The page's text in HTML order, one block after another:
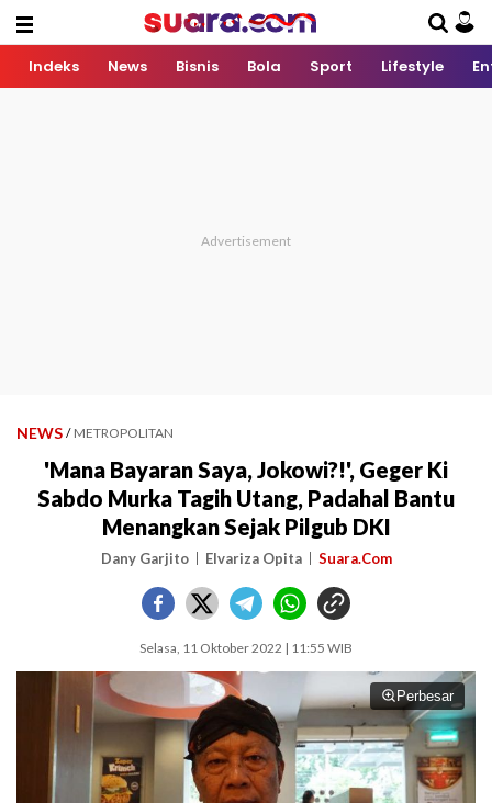
Indeks News Bisnis Bola Sport Lifestyle
NEWS / METROPOLITAN
'Mana Bayaran Saya, Jokowi?!', Geger Ki
Sabdo Murka Tagih Utang, Padahal Bantu
Menangkan Sejak Pilgub DKI
Dany Garjito Elvariza Opita Suara.Com
Selasa, 11 Oktober 2022 | 11:55 WIB
Perbesar